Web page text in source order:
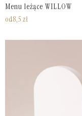
Menu leżące WILLOW
od8,5 zł